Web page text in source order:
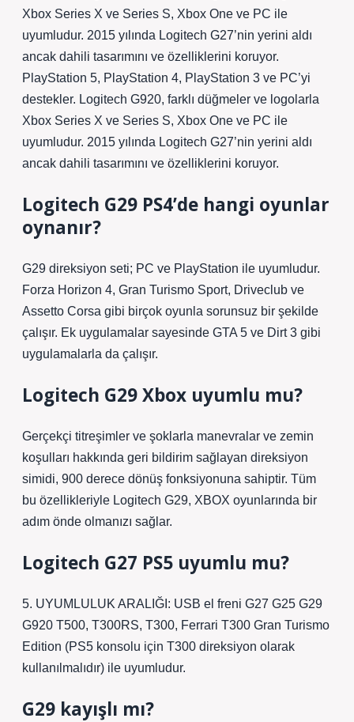
Xbox Series X ve Series S, Xbox One ve PC ile
uyumludur. 2015 yılında Logitech G27’nin yerini aldı
ancak dahili tasarımını ve özelliklerini koruyor.
PlayStation 5, PlayStation 4, PlayStation 3 ve PC’yi
destekler. Logitech G920, farklı düğmeler ve logolarla
Xbox Series X ve Series S, Xbox One ve PC ile
uyumludur. 2015 yılında Logitech G27’nin yerini aldı
ancak dahili tasarımını ve özelliklerini koruyor.
Logitech G29 PS4’de hangi oyunlar
oynanır?
G29 direksiyon seti; PC ve PlayStation ile uyumludur.
Forza Horizon 4, Gran Turismo Sport, Driveclub ve
Assetto Corsa gibi birçok oyunla sorunsuz bir şekilde
çalışır. Ek uygulamalar sayesinde GTA 5 ve Dirt 3 gibi
uygulamalarla da çalışır.
Logitech G29 Xbox uyumlu mu?
Gerçekçi titreşimler ve şoklarla manevralar ve zemin
koşulları hakkında geri bildirim sağlayan direksiyon
simidi, 900 derece dönüş fonksiyonuna sahiptir. Tüm
bu özellikleriyle Logitech G29, XBOX oyunlarında bir
adım önde olmanızı sağlar.
Logitech G27 PS5 uyumlu mu?
5. UYUMLULUK ARALIĞI: USB el freni G27 G25 G29
G920 T500, T300RS, T300, Ferrari T300 Gran Turismo
Edition (PS5 konsolu için T300 direksiyon olarak
kullanılmalıdır) ile uyumludur.
G29 kayışlı mı?